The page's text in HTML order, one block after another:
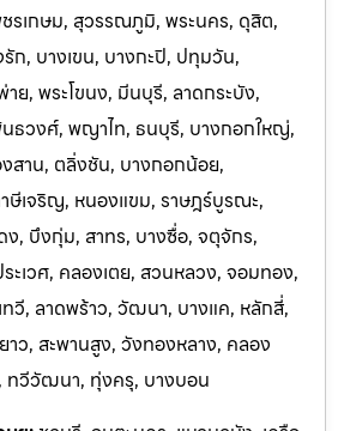
รเกษม, สุวรรณภูมิ, พระนคร, ดุสิต,
ก, บางเขน, บางกะปิ, ปทุมวัน,
ย, พระโขนง, มีนบุรี, ลาดกระบัง,
ธวงศ์, พญาไท, ธนบุรี, บางกอกใหญ่,
สาน, ตลิ่งชัน, บางกอกน้อย,
ษีเจริญ, หนองแขม, ราษฎร์บูรณะ,
, บึงกุ่ม, สาทร, บางซื่อ, จตุจักร,
ะเวศ, คลองเตย, สวนหลวง, จอมทอง,
ทวี, ลาดพร้าว, วัฒนา, บางแค, หลักสี่,
าว, สะพานสูง, วังทองหลาง, คลอง
ทวีวัฒนา, ทุ่งครุ, บางบอน